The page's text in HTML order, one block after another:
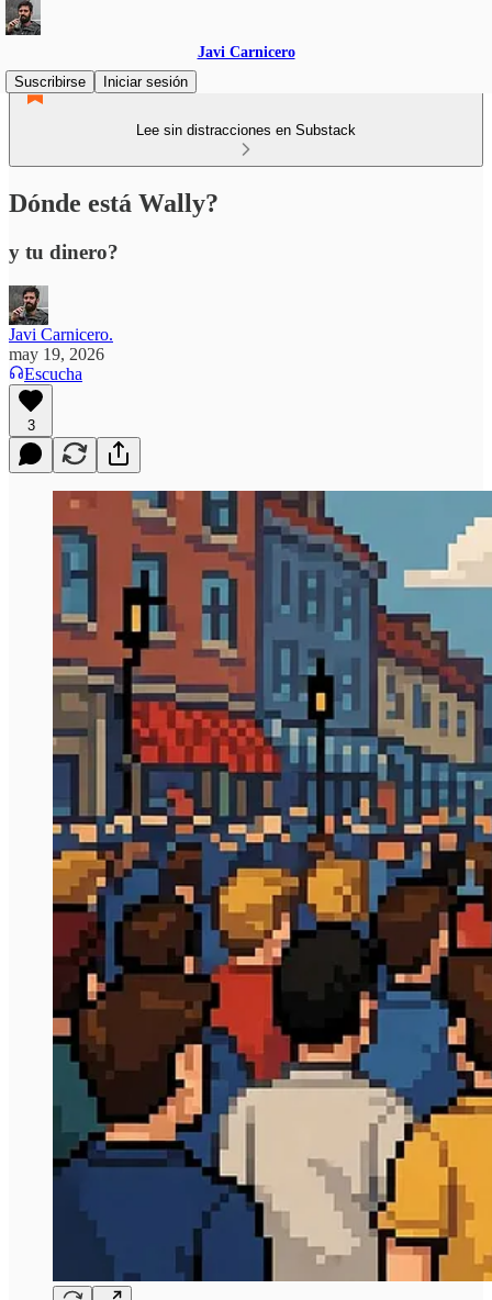
Javi Carnicero
Suscribirse
Iniciar sesión
Lee sin distracciones en Substack
Dónde está Wally?
y tu dinero?
Javi Carnicero.
may 19, 2026
Escucha
3